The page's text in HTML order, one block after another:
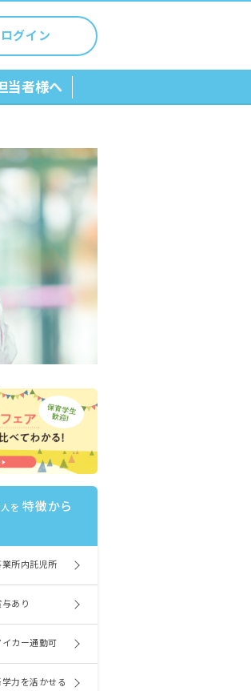
ログイン
当者様へ
を 特徴から
所内託児所
あり
カー通勤可
力を活かせる